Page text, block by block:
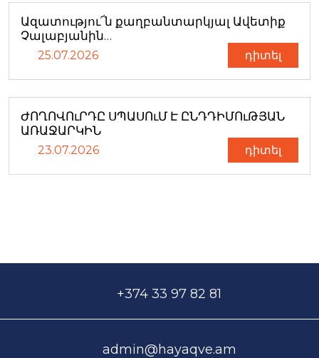
Ազատությու՜ն քաղբանտարկյալ Ավետիք
Չալաբյանին…
25.07.2026 դիտել
ԺՈՂՈՎՈւՐԴԸ ՍՊԱՍՈւՄ Է ԸՆԴԴԻՄՈւԹՅԱՆ
ԱՌԱՋԱՐԿԻՆ
23.07.2026 դիտել
+374 33 97 82 81
admin@hayaqve.am